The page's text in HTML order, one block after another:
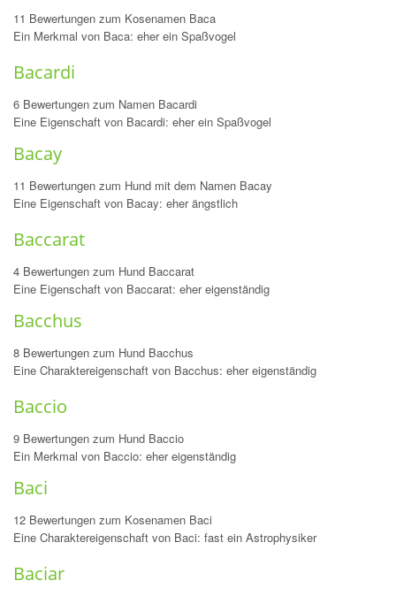
11 Bewertungen zum Kosenamen Baca
Ein Merkmal von Baca: eher ein Spaßvogel
Bacardi
6 Bewertungen zum Namen Bacardi
Eine Eigenschaft von Bacardi: eher ein Spaßvogel
Bacay
11 Bewertungen zum Hund mit dem Namen Bacay
Eine Eigenschaft von Bacay: eher ängstlich
Baccarat
4 Bewertungen zum Hund Baccarat
Eine Eigenschaft von Baccarat: eher eigenständig
Bacchus
8 Bewertungen zum Hund Bacchus
Eine Charaktereigenschaft von Bacchus: eher eigenständig
Baccio
9 Bewertungen zum Hund Baccio
Ein Merkmal von Baccio: eher eigenständig
Baci
12 Bewertungen zum Kosenamen Baci
Eine Charaktereigenschaft von Baci: fast ein Astrophysiker
Baciar